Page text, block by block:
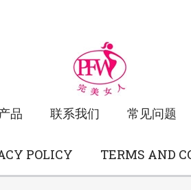
品 联系我们 常见问题
POLICY TERMS AND